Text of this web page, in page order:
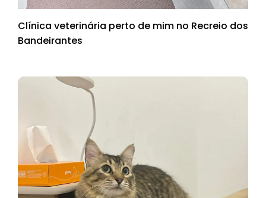
Clínica veterinária perto de mim no Recreio dos
Bandeirantes